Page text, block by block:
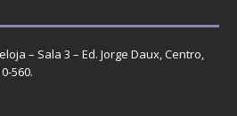
– Sala 3 – Ed. Jorge Daux, Centro,
560.